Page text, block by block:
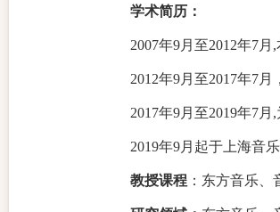
学术简历：
2007年9月至2012年7月 ,
2012年9月至2017年7月
2017年9月至2019年7月
2019年9月起于上海音
教授课程 ：东方音乐